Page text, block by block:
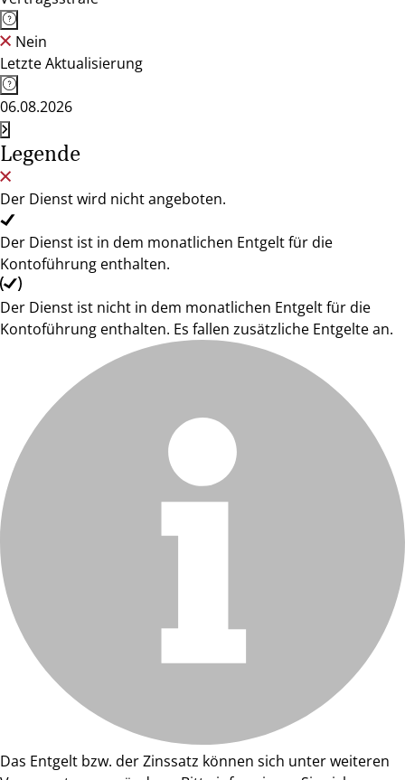
Nein
Letzte Aktualisierung
06.08.2026
Legende
Der Dienst wird nicht angeboten.
Der Dienst ist in dem monatlichen Entgelt für die
Kontoführung enthalten.
Der Dienst ist nicht in dem monatlichen Entgelt für die
Kontoführung enthalten. Es fallen zusätzliche Entgelte an.
Das Entgelt bzw. der Zinssatz können sich unter weiteren